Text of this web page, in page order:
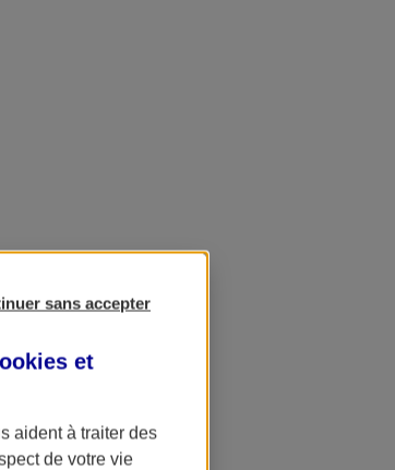
sans accepter
et
aident à traiter des
de votre vie